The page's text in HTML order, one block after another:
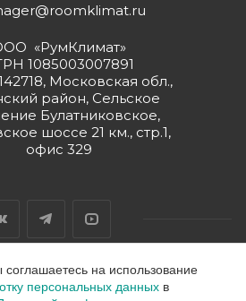
«РумКлимат»
1085003007891
Московская обл.,
район, Сельское
Булатниковское,
шоссе 21 км., стр.1,
офис 329
соглашаетесь на использование
персональных данных в